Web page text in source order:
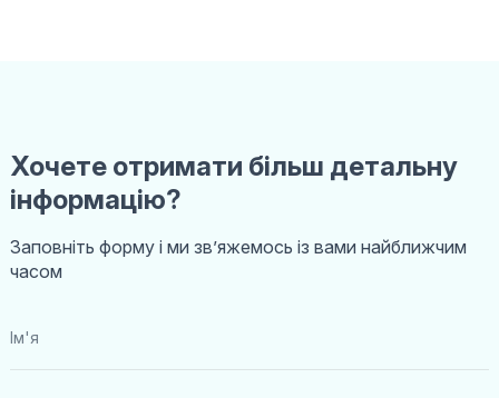
Хочете отримати більш детальну
інформацію?
Заповніть форму і ми звʼяжемось із вами найближчим
часом